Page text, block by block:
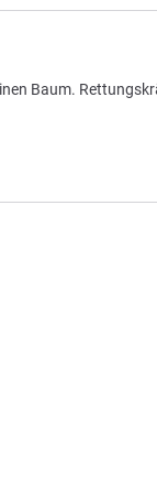
Baum.